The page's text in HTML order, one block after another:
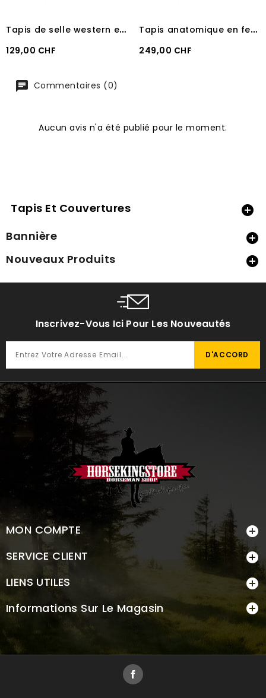
T
apis de selle western en laine synthétique pool's DARK BLUE/NAVY
Prix
129,00 CHF
T
apis anatomique en feutre et 100% laine Pool's Red/Black
Prix
249,00 CHF
Commentaires (0)
Aucun avis n'a été publié pour le moment.
Tapis Et Couvertures 
Bannière 
Nouveaux Produits 
Inscrivez-Vous Ici Pour Les Nouveautés
MON COMPTE 
SERVICE CLIENT 
LIENS UTILES 
Informations Sur Le Magasin 